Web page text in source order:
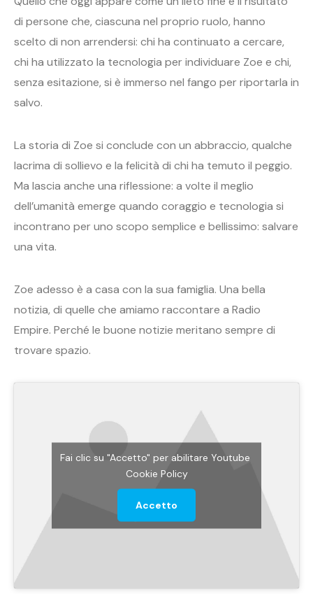
di persone che, ciascuna nel proprio ruolo, hanno
scelto di non arrendersi: chi ha continuato a cercare,
chi ha utilizzato la tecnologia per individuare Zoe e chi,
senza esitazione, si è immerso nel fango per riportarla in
salvo.
La storia di Zoe si conclude con un abbraccio, qualche
lacrima di sollievo e la felicità di chi ha temuto il peggio.
Ma lascia anche una riflessione: a volte il meglio
dell’umanità emerge quando coraggio e tecnologia si
incontrano per uno scopo semplice e bellissimo: salvare
una vita.
Zoe adesso è a casa con la sua famiglia. Una bella
notizia, di quelle che amiamo raccontare a Radio
Empire. Perché le buone notizie meritano sempre di
trovare spazio.
Fai clic su "Accetto" per abilitare Youtube
Cookie Policy
Accetto